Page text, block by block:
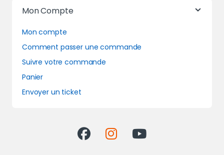
Mon Compte
Mon compte
Comment passer une commande
Suivre votre commande
Panier
Envoyer un ticket